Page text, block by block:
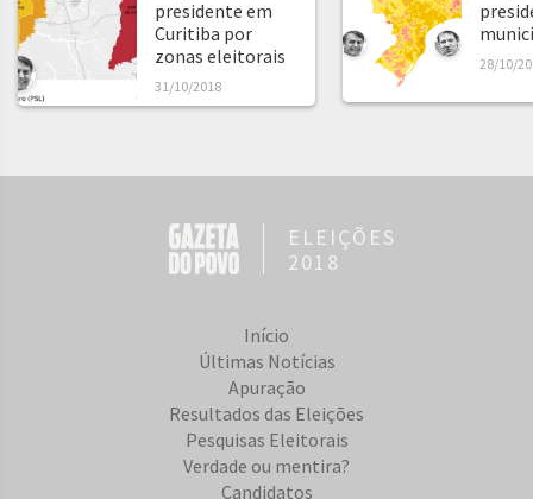
presidente em
Curitiba por
zonas eleitorais
31/10/2018
28/10/
ELEIÇÕES
2018
Início
Últimas Notícias
Apuração
Resultados das Eleições
Pesquisas Eleitorais
Verdade ou mentira?
Candidatos